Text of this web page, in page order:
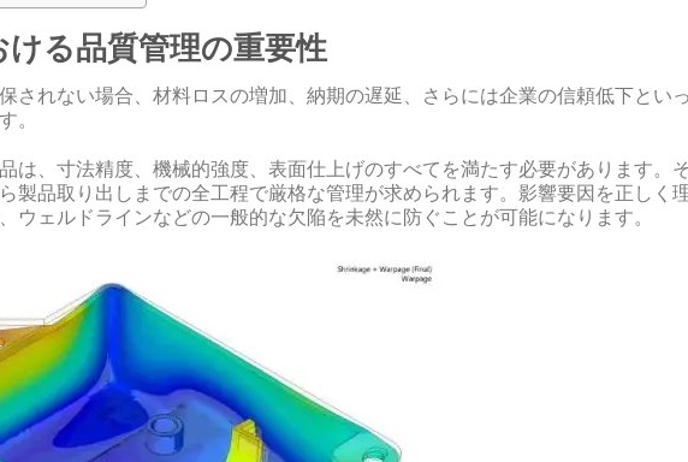
ける品質管理の重要性
されない場合、材料ロスの増加、納期の遅延、さらには企業の信頼低下とい
。
は、寸法精度、機械的強度、表面仕上げのすべてを満たす必要があります。
製品取り出しまでの全工程で厳格な管理が求められます。影響要因を正しく
ウェルドラインなどの一般的な欠陥を未然に防ぐことが可能になります。